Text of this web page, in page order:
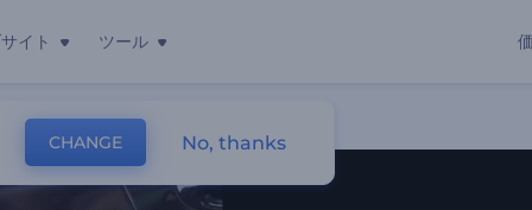
イト ツール
CHANGE No, thanks